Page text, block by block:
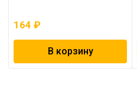
164 ₽
В корзину